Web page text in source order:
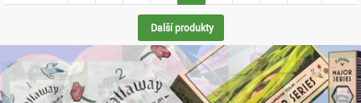
Další produkty